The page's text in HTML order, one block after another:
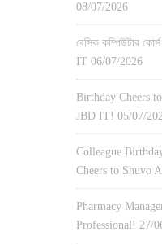
08/07/2026
বেসিক কম্পিউটার
IT 06/07/2026
Birthday Cheers
JBD IT! 05/07/
Colleague
Cheers to Shuvo
Pharmacy
Professional! 27/